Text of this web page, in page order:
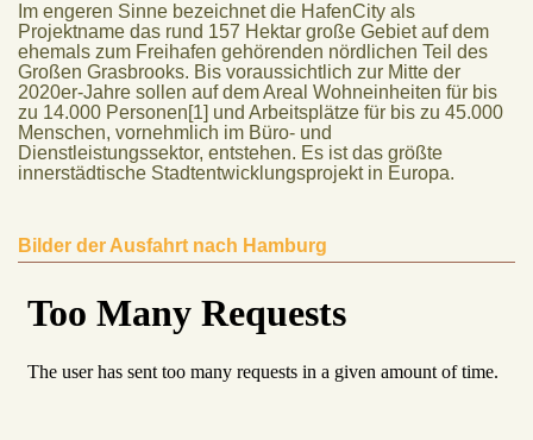
Im engeren Sinne bezeichnet die HafenCity als
Projektname das rund 157 Hektar große Gebiet auf dem
ehemals zum Freihafen gehörenden nördlichen Teil des
Großen Grasbrooks. Bis voraussichtlich zur Mitte der
2020er-Jahre sollen auf dem Areal Wohneinheiten für bis
zu 14.000 Personen[1] und Arbeitsplätze für bis zu 45.000
Menschen, vornehmlich im Büro- und
Dienstleistungssektor, entstehen. Es ist das größte
innerstädtische Stadtentwicklungsprojekt in Europa.
Bilder der Ausfahrt nach Hamburg